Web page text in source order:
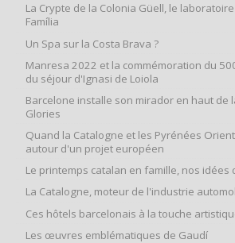
La Crypte de la Colonia Güell, le
Família
Un Spa sur la Costa Brava ?
Manresa 2022 et la commémoration du
du séjour d'Ignasi de Loiola
Barcelone installe son mirador en haut de
Glories
Quand la Catalogne et les Pyrénées
autour d'un projet européen
Le printemps catalan en famille, nos idées
La Catalogne, moteur de l'industrie
Ces hôtels barcelonais à la touche
Les œuvres emblématiques de Gaudí